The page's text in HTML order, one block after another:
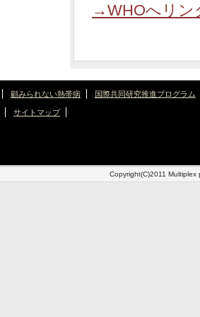
→WHOへリン
顧みられない熱帯病 国際共同研究推進プログラム
サイトマップ
Copyright(C)2011